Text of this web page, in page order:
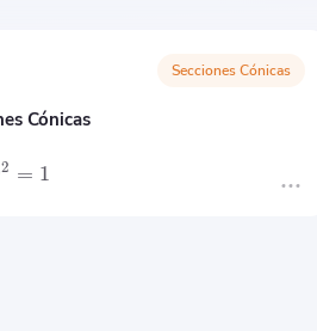
Secciones Cónicas
Cónicas
2 = 1